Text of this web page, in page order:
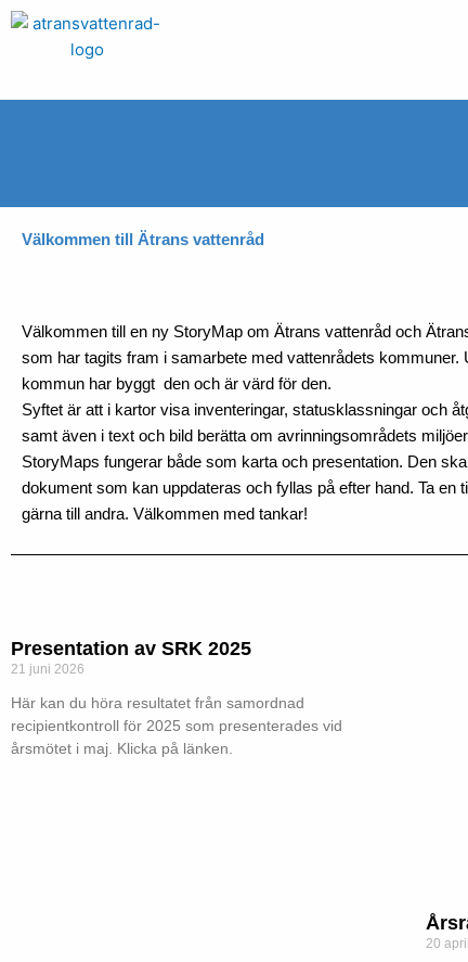
Hoppa
Välkommen till Ätrans vattenråd
Välkommen till en ny StoryMap om Ätrans vattenråd och
som har tagits fram i samarbete med vattenrådets kommuner.
kommun har byggt den och är värd för den.
Syftet är att i kartor visa inventeringar, statusklassningar och
samt även i text och bild berätta om avrinningsområdets
StoryMaps fungerar både som karta och presentation. Den
dokument som kan uppdateras och fyllas på efter hand. Ta en
gärna till andra. Välkommen med tankar!
Presentation av SRK 2025
21 juni 2026
Här kan du höra resultatet från samordnad
recipientkontroll för 2025 som presenterades vid
årsmötet i maj. Klicka på länken.
20